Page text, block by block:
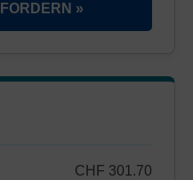
»
CHF 301.70